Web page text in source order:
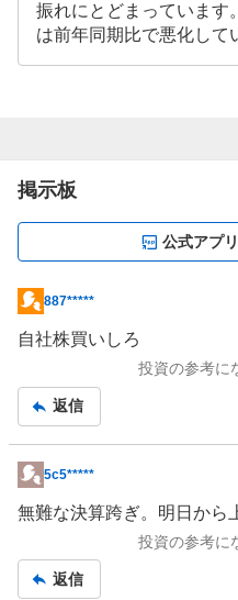
振れにとどまっています
は前年同期比で悪化して
掲示板
公式アプ
掲
示
記
事
887*****
自社株買いしろ
投資の参考に
返信
掲
示
記
事
5c5*****
無難な決算跨ぎ。明日から
投資の参考に
返信